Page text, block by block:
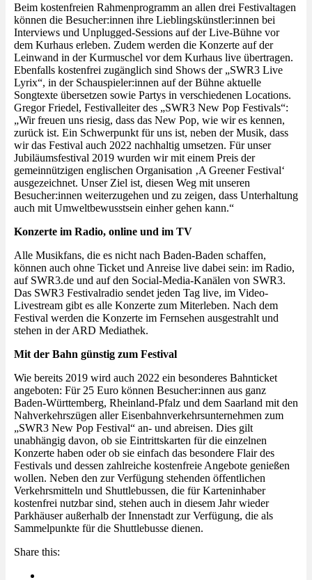
Beim kostenfreien Rahmenprogramm an allen drei Festivaltagen
können die Besucher:innen ihre Lieblingskünstler:innen bei
Interviews und Unplugged-Sessions auf der Live-Bühne vor
dem Kurhaus erleben. Zudem werden die Konzerte auf der
Leinwand in der Kurmuschel vor dem Kurhaus live übertragen.
Ebenfalls kostenfrei zugänglich sind Shows der „SWR3 Live
Lyrix“, in der Schauspieler:innen auf der Bühne aktuelle
Songtexte übersetzen sowie Partys in verschiedenen Locations.
Gregor Friedel, Festivalleiter des „SWR3 New Pop Festivals“:
„Wir freuen uns riesig, dass das New Pop, wie wir es kennen,
zurück ist. Ein Schwerpunkt für uns ist, neben der Musik, dass
wir das Festival auch 2022 nachhaltig umsetzen. Für unser
Jubiläumsfestival 2019 wurden wir mit einem Preis der
gemeinnützigen englischen Organisation ‚A Greener Festival‘
ausgezeichnet. Unser Ziel ist, diesen Weg mit unseren
Besucher:innen weiterzugehen und zu zeigen, dass Unterhaltung
auch mit Umweltbewusstsein einher gehen kann.“
Konzerte im Radio, online und im TV
Alle Musikfans, die es nicht nach Baden-Baden schaffen,
können auch ohne Ticket und Anreise live dabei sein: im Radio,
auf SWR3.de und auf den Social-Media-Kanälen von SWR3.
Das SWR3 Festivalradio sendet jeden Tag live, im Video-
Livestream gibt es alle Konzerte zum Miterleben. Nach dem
Festival werden die Konzerte im Fernsehen ausgestrahlt und
stehen in der ARD Mediathek.
Mit der Bahn günstig zum Festival
Wie bereits 2019 wird auch 2022 ein besonderes Bahnticket
angeboten: Für 25 Euro können Besucher:innen aus ganz
Baden-Württemberg, Rheinland-Pfalz und dem Saarland mit den
Nahverkehrszügen aller Eisenbahnverkehrsunternehmen zum
„SWR3 New Pop Festival“ an- und abreisen. Dies gilt
unabhängig davon, ob sie Eintrittskarten für die einzelnen
Konzerte haben oder ob sie einfach das besondere Flair des
Festivals und dessen zahlreiche kostenfreie Angebote genießen
wollen. Neben den zur Verfügung stehenden öffentlichen
Verkehrsmitteln und Shuttlebussen, die für Karteninhaber
kostenfrei nutzbar sind, stehen auch in diesem Jahr wieder
Parkhäuser außerhalb der Innenstadt zur Verfügung, die als
Sammelpunkte für die Shuttlebusse dienen.
Share this: